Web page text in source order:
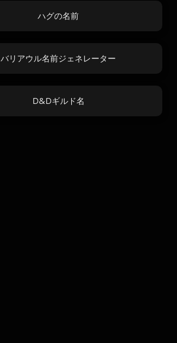
ハグの名前
バリアウル名前ジェネレーター
D&Dギルド名